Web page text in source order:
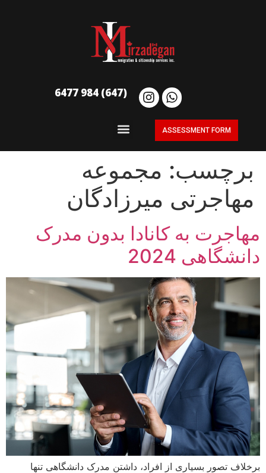
(647) 984 6477
ASSESSMENT FORM
برچسب: مجموعه
مهاجرتی میرزادگان
مهاجرت به کانادا بدون مدرک
دانشگاهی 2024
برخلاف تصور بسیاری از افراد، داشتن مدرک دانشگاهی تنها